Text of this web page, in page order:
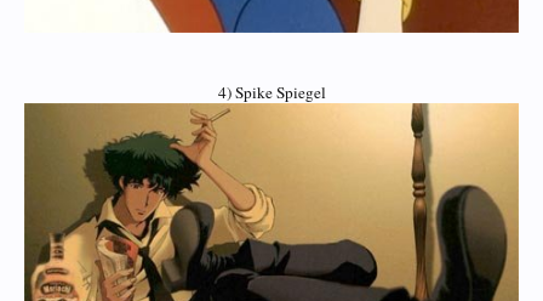
4) Spike Spiegel